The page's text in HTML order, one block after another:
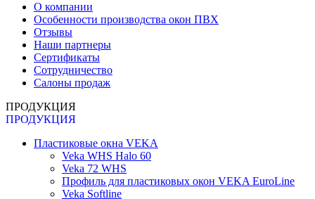
О компании
Особенности производства окон ПВХ
Отзывы
Наши партнеры
Сертификаты
Сотрудничество
Салоны продаж
ПРОДУКЦИЯ
ПРОДУКЦИЯ
Пластиковые окна VEKA
Veka WHS Halo 60
Veka 72 WHS
Профиль для пластиковых окон VEKA EuroLine
Veka Softline